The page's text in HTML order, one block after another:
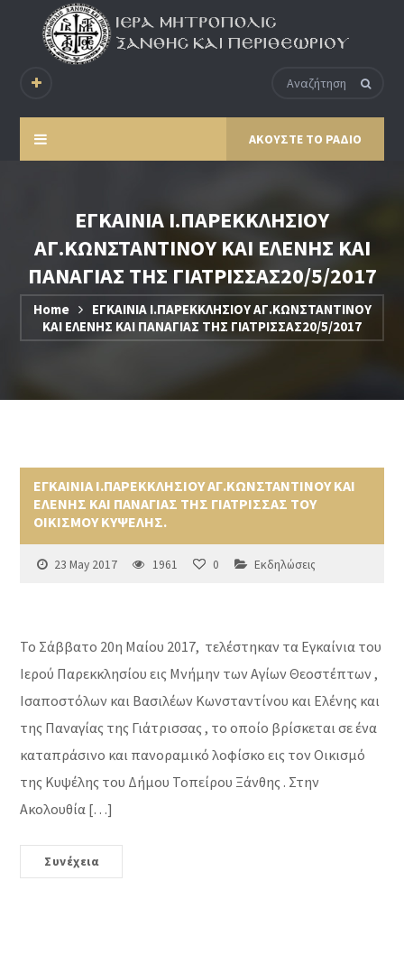
ΑΚΟΥΣΤΕ ΤΟ ΡΑΔΙΟ
ΕΓΚΑΙΝΙΑ Ι.ΠΑΡΕΚΚΛΗΣΙΟΥ
ΑΓ.ΚΩΝΣΤΑΝΤΙΝΟΥ ΚΑΙ ΕΛΕΝΗΣ ΚΑΙ
ΠΑΝΑΓΙΑΣ ΤΗΣ ΓΙΑΤΡΙΣΣΑΣ20/5/2017
Home
ΕΓΚΑΙΝΙΑ Ι.ΠΑΡΕΚΚΛΗΣΙΟΥ ΑΓ.ΚΩΝΣΤΑΝΤΙΝΟΥ
ΚΑΙ ΕΛΕΝΗΣ ΚΑΙ ΠΑΝΑΓΙΑΣ ΤΗΣ ΓΙΑΤΡΙΣΣΑΣ20/5/2017
ΕΓΚΑΙΝΙΑ Ι.ΠΑΡΕΚΚΛΗΣΙΟΥ ΑΓ.ΚΩΝΣΤΑΝΤΙΝΟΥ ΚΑΙ
ΕΛΕΝΗΣ ΚΑΙ ΠΑΝΑΓΙΑΣ ΤΗΣ ΓΙΑΤΡΙΣΣΑΣ ΤΟΥ
ΟΙΚΙΣΜΟΥ ΚΥΨΕΛΗΣ.
23 May 2017 1961 0 Εκδηλώσεις
Το Σάββατο 20η Μαίου 2017, τελέστηκαν τα Εγκαίνια του
Ιερού Παρεκκλησίου εις Μνήμην των Αγίων Θεοστέπτων ,
Ισαποστόλων και Βασιλέων Κωνσταντίνου και Ελένης και
της Παναγίας της Γιάτρισσας , το οποίο βρίσκεται σε ένα
καταπράσινο και πανοραμικό λοφίσκο εις τον Οικισμό
της Κυψέλης του Δήμου Τοπείρου Ξάνθης . Στην
Ακολουθία […]
Συνέχεια